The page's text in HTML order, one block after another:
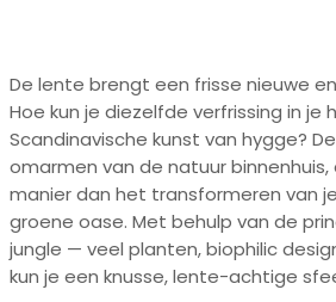
De lente brengt een frisse nieuwe
Hoe kun je diezelfde verfrissing in je
Scandinavische kunst van hygge?
omarmen van de natuur
manier dan het transformeren van
groene oase. Met behulp van de
jungle — veel planten, biophilic
kun je een knusse, lente-achtige